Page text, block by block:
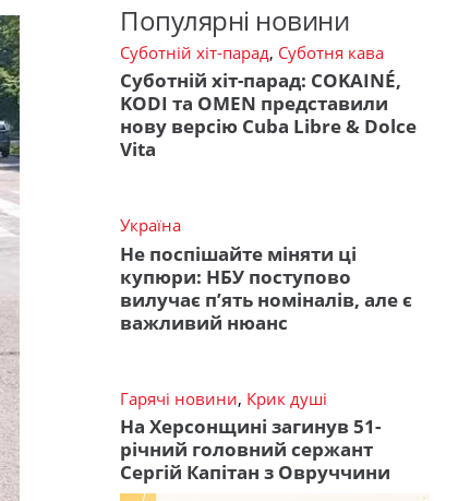
Популярні новини
Суботній хіт-парад, Суботня кава
Суботній хіт-парад: COKAINÉ,
KODI та OMEN представили
нову версію Cuba Libre & Dolce
Vita
Україна
Не поспішайте міняти ці
купюри: НБУ поступово
вилучає п’ять номіналів, але є
важливий нюанс
Гарячі новини, Крик душі
На Херсонщині загинув 51-
річний головний сержант
Сергій Капітан з Овруччини